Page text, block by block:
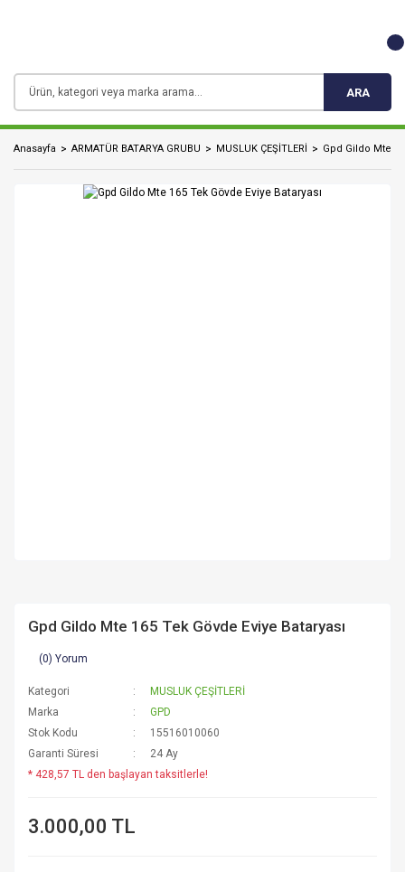
ARA
Anasayfa ARMATÜR BATARYA GRUBU MUSLUK ÇEŞİTLERİ Gpd Gildo Mte
Gpd Gildo Mte 165 Tek Gövde Eviye Bataryası
(0) Yorum
Kategori
MUSLUK ÇEŞİTLERİ
Marka
GPD
Stok Kodu
15516010060
Garanti Süresi
24 Ay
* 428,57 TL den başlayan taksitlerle!
3.000,00 TL